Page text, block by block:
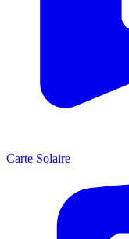
Carte Solaire